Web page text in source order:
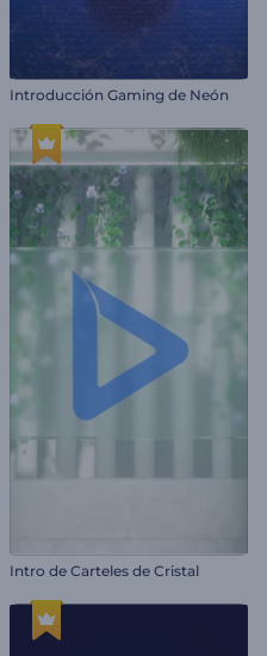
Introducción Gaming de Neón
Intro de Carteles de Cristal